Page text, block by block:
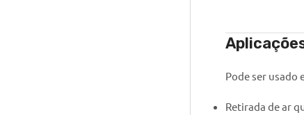
Pode ser usado
Retirada de ar